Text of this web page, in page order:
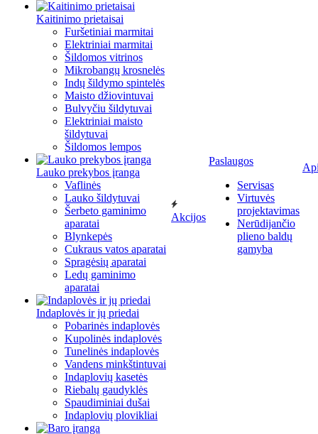
Kaitinimo prietaisai
Furšetiniai marmitai
Elektriniai marmitai
Šildomos vitrinos
Mikrobangų krosnelės
Indų šildymo spintelės
Maisto džiovintuvai
Bulvyčiu šildytuvai
Elektriniai maisto
šildytuvai
Šildomos lempos
Lauko prekybos įranga
Vaflinės
Lauko šildytuvai
Šerbeto gaminimo
aparatai
Blynkepės
Cukraus vatos aparatai
Spragėsių aparatai
Ledų gaminimo
aparatai
Indaplovės ir jų priedai
Pobarinės indaplovės
Kupolinės indaplovės
Tunelinės indaplovės
Vandens minkštintuvai
Indaplovių kasetės
Riebalų gaudyklės
Spaudiminiai dušai
Indaplovių plovikliai
Akcijos
Paslaugos
Servisas
Virtuvės
projektavimas
Nerūdijančio
plieno baldų
gamyba